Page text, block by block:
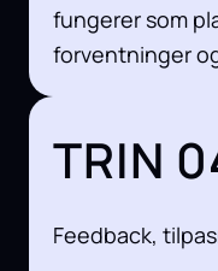
fungerer som
forventninger
TRIN
Feedback,